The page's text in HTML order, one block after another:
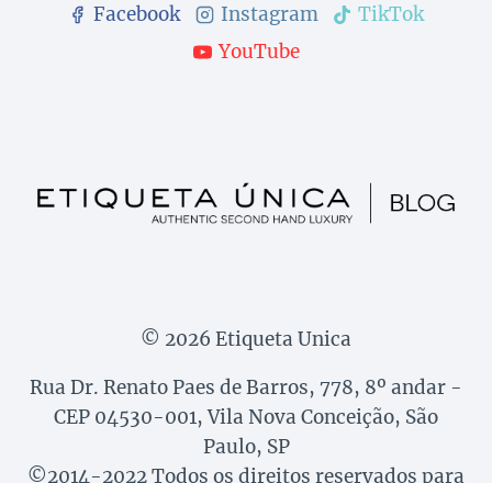
Facebook Instagram
TikTok
YouTube
© 2026 Etiqueta Unica
Rua Dr. Renato Paes de Barros, 778, 8º andar -
CEP 04530-001, Vila Nova Conceição, São
Paulo, SP
©2014-2022 Todos os direitos reservados para